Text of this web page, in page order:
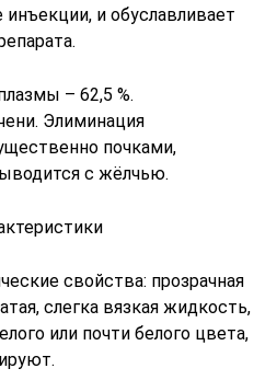
и обуславливает
– 62,5 %.
Элиминация
почками,
с жёлчью.
свойства: прозрачная
слегка вязкая жидкость,
или почти белого цвета,